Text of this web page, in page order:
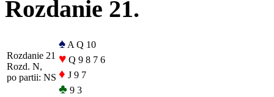
Rozdanie 21.
Rozdanie 21
Rozd. N,
po partii: NS
♠ A Q 10
♥ Q 9 8 7 6
♦ J 9 7
♣ 9 3